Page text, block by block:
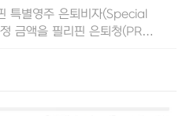
특별영주 은퇴비자(Special
금액을 필리핀 은퇴청(PR…